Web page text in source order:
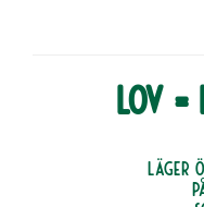
Lov =
Läger